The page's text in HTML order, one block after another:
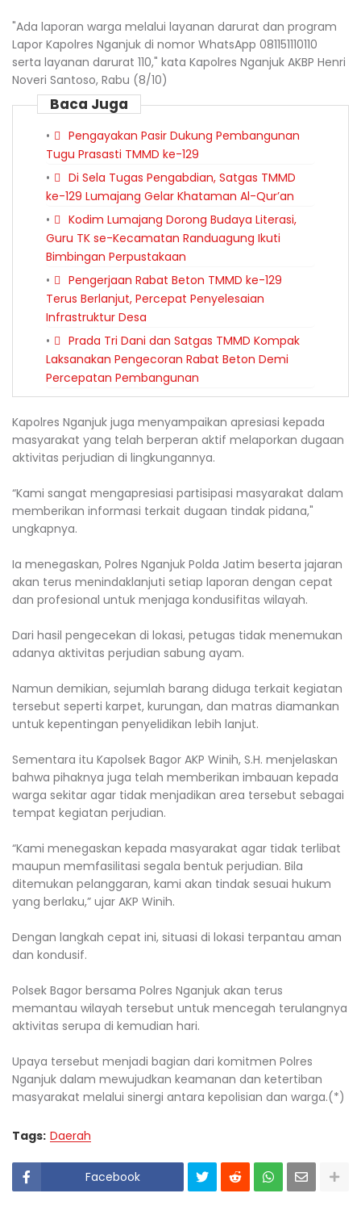
"Ada laporan warga melalui layanan darurat dan program
Lapor Kapolres Nganjuk di nomor WhatsApp 081151110110
serta layanan darurat 110," kata Kapolres Nganjuk AKBP Henri
Noveri Santoso, Rabu (8/10)
Baca Juga
Pengayakan Pasir Dukung Pembangunan
Tugu Prasasti TMMD ke-129
Di Sela Tugas Pengabdian, Satgas TMMD
ke-129 Lumajang Gelar Khataman Al-Qur’an
Kodim Lumajang Dorong Budaya Literasi,
Guru TK se-Kecamatan Randuagung Ikuti
Bimbingan Perpustakaan
Pengerjaan Rabat Beton TMMD ke-129
Terus Berlanjut, Percepat Penyelesaian
Infrastruktur Desa
Prada Tri Dani dan Satgas TMMD Kompak
Laksanakan Pengecoran Rabat Beton Demi
Percepatan Pembangunan
Kapolres Nganjuk juga menyampaikan apresiasi kepada
masyarakat yang telah berperan aktif melaporkan dugaan
aktivitas perjudian di lingkungannya.
“Kami sangat mengapresiasi partisipasi masyarakat dalam
memberikan informasi terkait dugaan tindak pidana,"
ungkapnya.
Ia menegaskan, Polres Nganjuk Polda Jatim beserta jajaran
akan terus menindaklanjuti setiap laporan dengan cepat
dan profesional untuk menjaga kondusifitas wilayah.
Dari hasil pengecekan di lokasi, petugas tidak menemukan
adanya aktivitas perjudian sabung ayam.
Namun demikian, sejumlah barang diduga terkait kegiatan
tersebut seperti karpet, kurungan, dan matras diamankan
untuk kepentingan penyelidikan lebih lanjut.
Sementara itu Kapolsek Bagor AKP Winih, S.H. menjelaskan
bahwa pihaknya juga telah memberikan imbauan kepada
warga sekitar agar tidak menjadikan area tersebut sebagai
tempat kegiatan perjudian.
“Kami menegaskan kepada masyarakat agar tidak terlibat
maupun memfasilitasi segala bentuk perjudian. Bila
ditemukan pelanggaran, kami akan tindak sesuai hukum
yang berlaku,” ujar AKP Winih.
Dengan langkah cepat ini, situasi di lokasi terpantau aman
dan kondusif.
Polsek Bagor bersama Polres Nganjuk akan terus
memantau wilayah tersebut untuk mencegah terulangnya
aktivitas serupa di kemudian hari.
Upaya tersebut menjadi bagian dari komitmen Polres
Nganjuk dalam mewujudkan keamanan dan ketertiban
masyarakat melalui sinergi antara kepolisian dan warga.(*)
Tags: Daerah
Facebook